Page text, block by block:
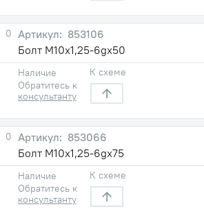
0
853106
Болт М10х1,25-6gх50
Наличие
Обратитесь к
консультанту
К схеме
0
853066
Болт М10х1,25-6gх75
Наличие
Обратитесь к
консультанту
К схеме